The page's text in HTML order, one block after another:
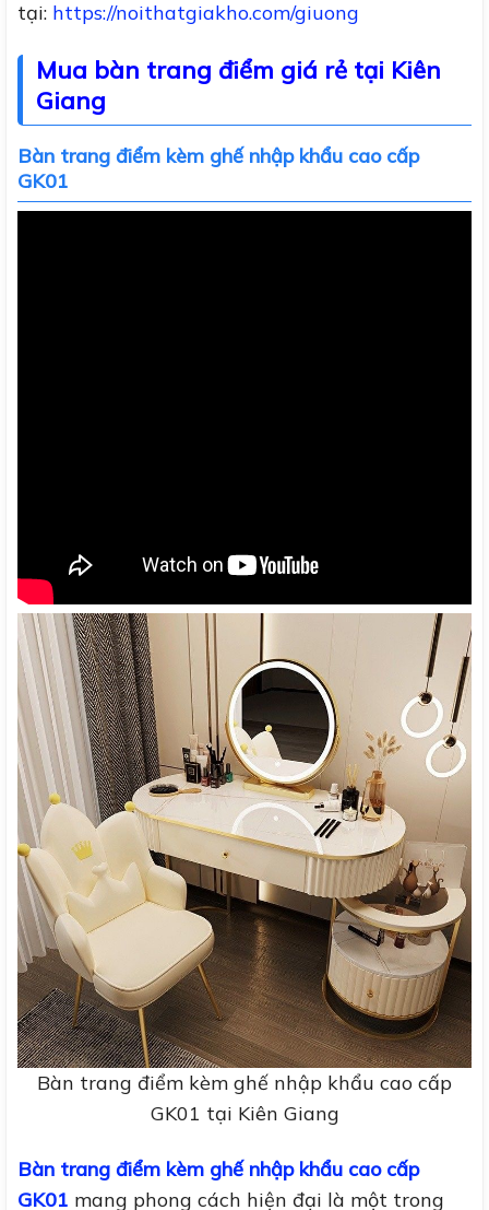
tại: https://noithatgiakho.com/giuong
Mua bàn trang điểm giá rẻ tại Kiên
Giang
Bàn trang điểm kèm ghế nhập khẩu cao cấp
GK01
Bàn trang điểm kèm ghế nhập khẩu cao cấp
GK01 tại Kiên Giang
Bàn trang điểm kèm ghế nhập khẩu cao cấp
GK01 mang phong cách hiện đại là một trong